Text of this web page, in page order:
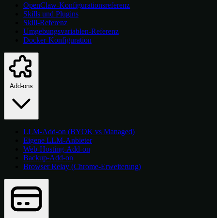
OpenClaw-Konfigurationsreferenz
Skills und Plugins
Skill-Referenz
Umgebungsvariablen-Referenz
Docker-Konfiguration
Add-ons
LLM-Add-on (BYOK vs Managed)
Eigene LLM-Anbieter
Web-Hosting-Add-on
Backup-Add-on
Browser Relay (Chrome-Erweiterung)